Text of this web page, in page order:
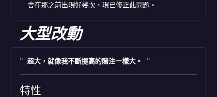
會在那之前出現好幾次，現已修正此問題。
大型改動
超大，就像我不斷提高的賭注一樣大。
特性